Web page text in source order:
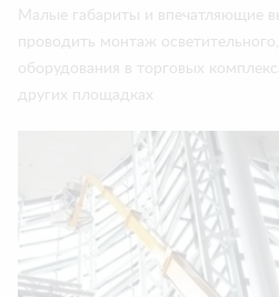
Малые габариты и впечатляющие
проводить монтаж
оборудования в торговых
других площадках